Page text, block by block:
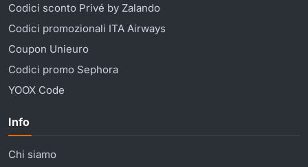
Codici sconto Privé by Zalando
Codici promozionali ITA Airways
Coupon Unieuro
Codici promo Sephora
YOOX Code
Info
Chi siamo